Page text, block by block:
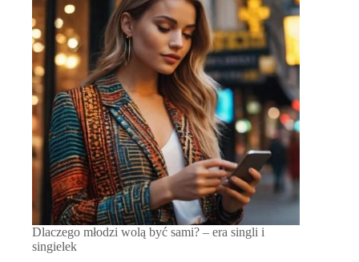
Dlaczego młodzi wolą być sami? – era singli i
singielek